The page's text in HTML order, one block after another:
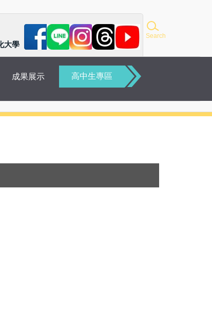
Search
大學
成果展示 高中生專區